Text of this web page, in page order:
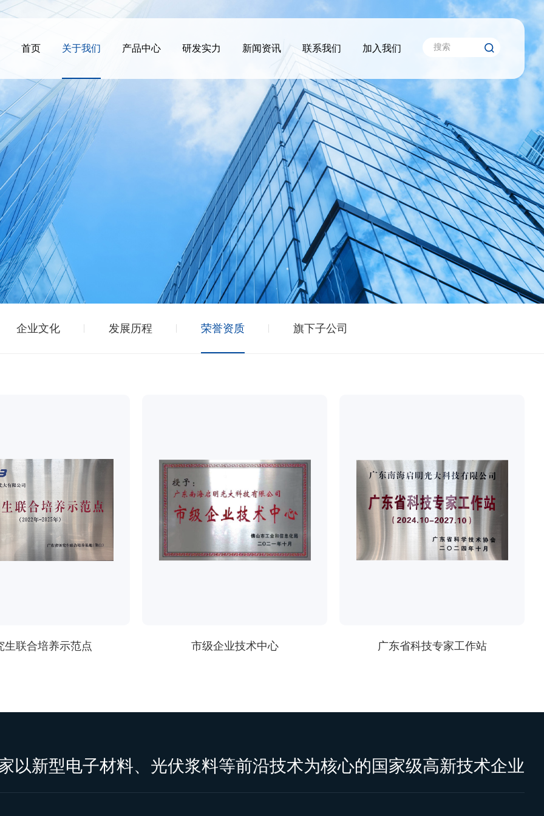
首页 关于我们 产品中心 研发实力 新闻资讯 联系我们 加入我们
企业文化 发展历程 荣誉资质 旗下子公司
生联合培养示范点 市级企业技术中心 广东省科技专家工作站
以新型电子材料、光伏浆料等前沿技术为核心的国家级高新技术企业